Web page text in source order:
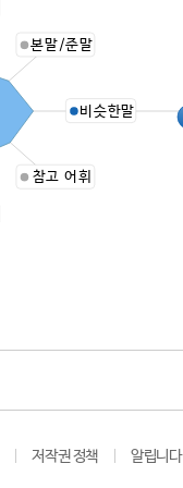
본말/준말
비슷한말
참고 어휘
저작권 정책 알립니다